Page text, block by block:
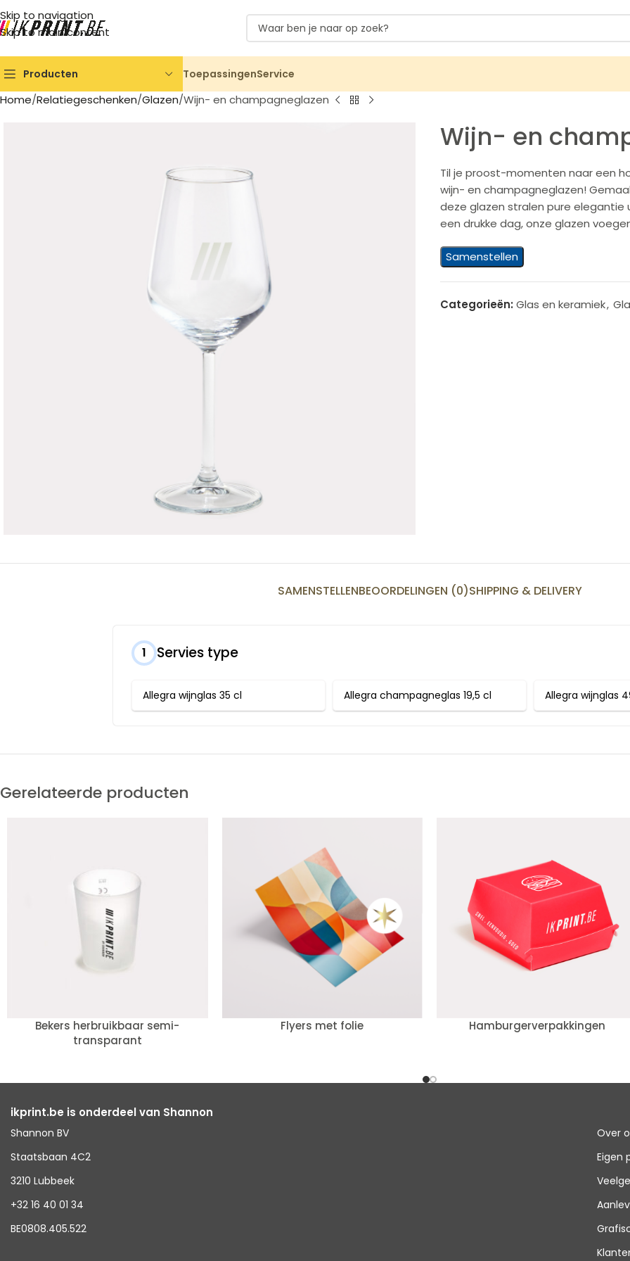
Skip to navigation
Skip to main content
Producten ToepassingenService
Home Relatiegeschenken Glazen Wijn- en champagneglazen
Wijn- en
Til je proost-momenten naar een
wijn- en champagneglazen!
deze glazen stralen pure
een drukke dag, onze glazen
Samenstellen
Categorieën: Glas en keramiek,
SAMENSTELLENBEOORDELINGEN (0)SHIPPING & DELIVERY
1 Servies type
Allegra wijnglas 35 cl Allegra champagneglas 19,5 cl Allegra wijnglas
Gerelateerde producten
Bekers herbruikbaar semi-
transparant
Flyers met folie Hamburgerverpakkingen
ikprint.be is onderdeel van Shannon
Shannon BV
Staatsbaan 4C2
3210 Lubbeek
+32 16 40 01 34
BE0808.405.522
Over
Eigen